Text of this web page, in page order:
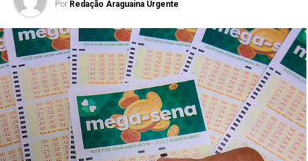
Por Redação Araguaina Urgente